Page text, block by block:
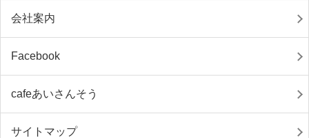
会社案内
Facebook
cafeあいさんそう
サイトマップ